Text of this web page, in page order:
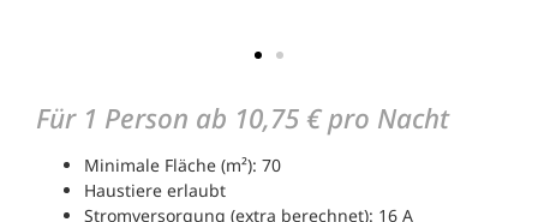
Für 1 Person ab 10,75 € pro Nacht
Minimale Fläche (m²): 70
Haustiere erlaubt
Stromversorgung (extra berechnet): 16 A